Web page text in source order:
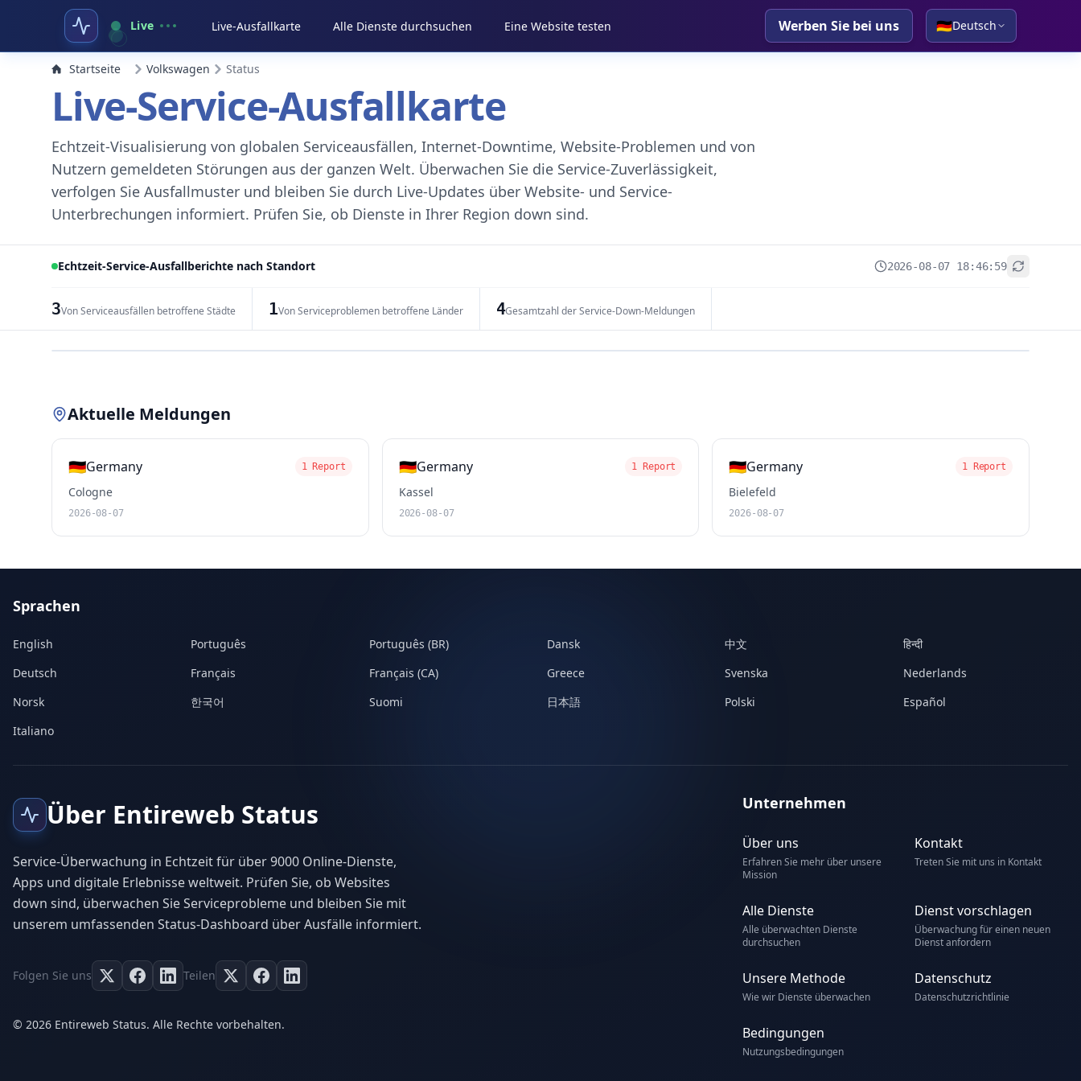
Live Live-Ausfallkarte Alle Dienste durchsuchen Eine Website testen Werben Sie bei uns 🇩🇪Deutsch
Startseite Volkswagen Status
Live-Service-Ausfallkarte
Echtzeit-Visualisierung von globalen Serviceausfällen, Internet-Downtime, Website-Problemen und von
Nutzern gemeldeten Störungen aus der ganzen Welt. Überwachen Sie die Service-Zuverlässigkeit,
verfolgen Sie Ausfallmuster und bleiben Sie durch Live-Updates über Website- und Service-
Unterbrechungen informiert. Prüfen Sie, ob Dienste in Ihrer Region down sind.
Echtzeit-Service-Ausfallberichte nach Standort 2026-08-07 18:46:59
3Von Serviceausfällen betroffene Städte 1Von Serviceproblemen betroffene Länder 4Gesamtzahl der Service-Down-Meldungen
Aktuelle Meldungen
🇩🇪Germany 1 Report
Cologne
2026-08-07
🇩🇪Germany 1 Report
Kassel
2026-08-07
🇩🇪Germany 1 Report
Bielefeld
2026-08-07
Sprachen
English Português Português (BR) Dansk 中文
हिन्दी
Deutsch
Français Français (CA) Greece Svenska
Nederlands
Norsk
한국어 Suomi 日本語 Polski
Español
Italiano
Über Entireweb Status
Service-Überwachung in Echtzeit für über 9000 Online-Dienste,
Apps und digitale Erlebnisse weltweit. Prüfen Sie, ob Websites
down sind, überwachen Sie Serviceprobleme und bleiben Sie mit
unserem umfassenden Status-Dashboard über Ausfälle informiert.
Folgen Sie uns Teilen
© 2026 Entireweb Status. Alle Rechte vorbehalten.
Unternehmen
Über uns
Erfahren Sie mehr über unsere
Mission
Kontakt
Treten Sie mit uns in Kontakt
Alle Dienste
Alle überwachten Dienste
durchsuchen
Dienst vorschlagen
Überwachung für einen neuen
Dienst anfordern
Unsere Methode
Wie wir Dienste überwachen
Datenschutz
Datenschutzrichtlinie
Bedingungen
Nutzungsbedingungen